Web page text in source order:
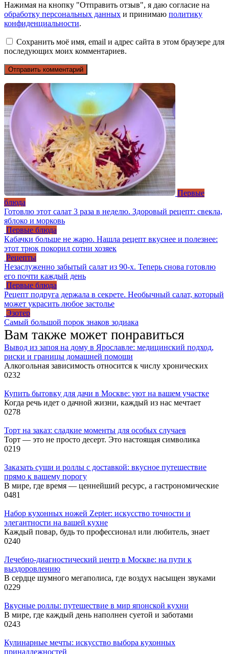
Нажимая на кнопку "Отправить отзыв", я даю согласие на
обработку персональных данных и принимаю политику
конфиденциальности.
Сохранить моё имя, email и адрес сайта в этом браузере для
последующих моих комментариев.
Первые
блюда
Готовлю этот салат 3 раза в неделю. Здоровый рецепт: свекла,
яблоко и морковь
Первые блюда
Кабачки больше не жарю. Нашла рецепт вкуснее и полезнее:
этот трюк покорил сотни хозяек
Рецепты
Незаслуженно забытый салат из 90-х. Теперь снова готовлю
его почти каждый день
Первые блюда
Рецепт подруга держала в секрете. Необычный салат, который
может украсить любое застолье
Эзотер
Самый большой порок знаков зодиака
Вам также может понравиться
Вывод из запоя на дому в Ярославле: медицинский подход,
риски и границы домашней помощи
Алкогольная зависимость относится к числу хронических
0232
Купить бытовку для дачи в Москве: уют на вашем участке
Когда речь идет о дачной жизни, каждый из нас мечтает
0278
Торт на заказ: сладкие моменты для особых случаев
Торт — это не просто десерт. Это настоящая символика
0219
Заказать суши и роллы с доставкой: вкусное путешествие
прямо к вашему порогу
В мире, где время — ценнейший ресурс, а гастрономические
0481
Набор кухонных ножей Zepter: искусство точности и
элегантности на вашей кухне
Каждый повар, будь то профессионал или любитель, знает
0240
Лечебно-диагностический центр в Москве: на пути к
выздоровлению
В сердце шумного мегаполиса, где воздух насыщен звуками
0229
Вкусные роллы: путешествие в мир японской кухни
В мире, где каждый день наполнен суетой и заботами
0243
Кулинарные мечты: искусство выбора кухонных
принадлежностей